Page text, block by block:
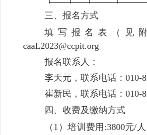
三、报名方式
填写报名表（见
caaL2023@ccpit.org
报名联系人：
李天元，联系电话：010-
崔新民，联系电话：010-
四、收费及缴纳方式
（1）培训费用:3800元/